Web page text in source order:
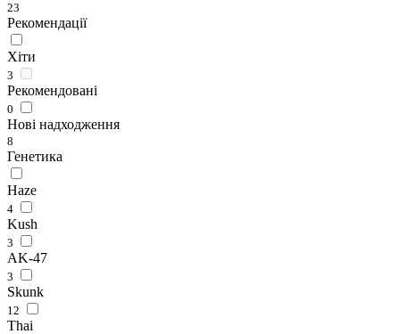
23
Рекомендації
Хіти
3
Рекомендовані
0
Нові надходження
8
Генетика
Haze
4
Kush
3
AK-47
3
Skunk
12
Thai